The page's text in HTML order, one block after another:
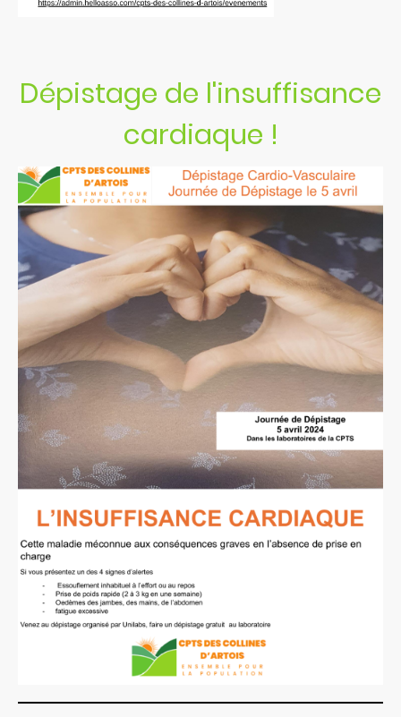
Dépistage de l'insuffisance
cardiaque !